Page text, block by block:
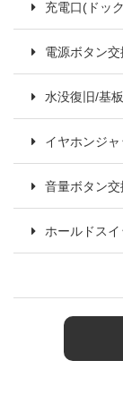
充電口(ドッ
電源ボタン交
水没復旧/基
イヤホンジ
音量ボタン交
ホールドス